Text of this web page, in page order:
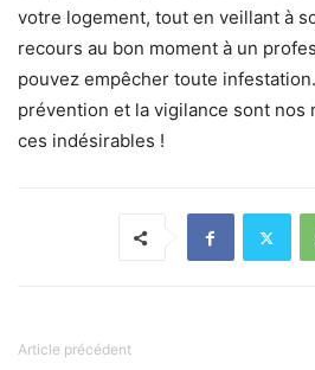
votre logement, tout en veillant à
recours au bon moment à un
pouvez empêcher toute
prévention et la vigilance sont nos
ces indésirables !
Article précédent